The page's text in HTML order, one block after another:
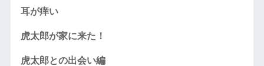
耳が痒い
虎太郎が家に来た！
虎太郎との出会い編